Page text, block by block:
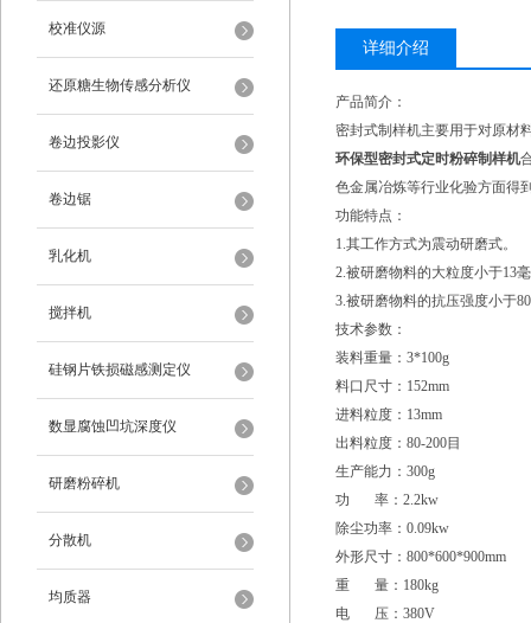
校准仪源
还原糖生物传感分析仪
卷边投影仪
卷边锯
乳化机
搅拌机
硅钢片铁损磁感测定仪
数显腐蚀凹坑深度仪
研磨粉碎机
分散机
均质器
详细介绍
产品简介：
密封式制样机主要用于对原材
环保型密封式定时粉碎制样机
色金属冶炼等行业化验方面得
功能特点：
1.其工作方式为震动研磨式。
2.被研磨物料的大粒度小于13
3.被研磨物料的抗压强度小于
技术参数：
装料重量：3*100g
料口尺寸：152mm
进料粒度：13mm
出料粒度：80-200目
生产能力：300g
功 率：2.2kw
除尘功率：0.09kw
外形尺寸：800*600*900mm
重 量：180kg
电 压：380V